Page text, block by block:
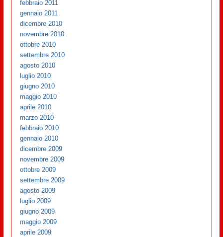
febbraio 2011
gennaio 2011
dicembre 2010
novembre 2010
ottobre 2010
settembre 2010
agosto 2010
luglio 2010
giugno 2010
maggio 2010
aprile 2010
marzo 2010
febbraio 2010
gennaio 2010
dicembre 2009
novembre 2009
ottobre 2009
settembre 2009
agosto 2009
luglio 2009
giugno 2009
maggio 2009
aprile 2009